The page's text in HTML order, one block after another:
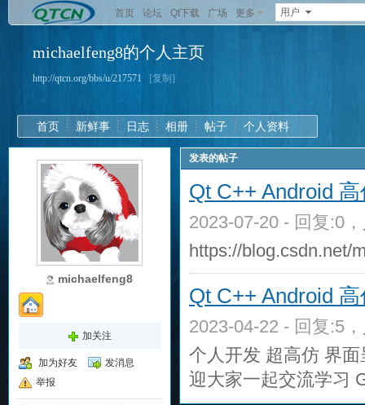
首页 论坛 Qt下载 广场 更多 用户
michaelfeng8的个人主页
http://qtcn.org/bbs/u/217571 [复制]
首页 新鲜事 日志 相册 帖子 个人资料
michaelfeng8
加关注
加为好友
发消息
举报
发表的帖子
Qt C++ Android
2023-07-20 - 回复:0
https://blog.csdn.net/
Qt C++ Android
2023-04-22 - 回复:5
个人开发 超高仿 界
迎大家一起交流学习